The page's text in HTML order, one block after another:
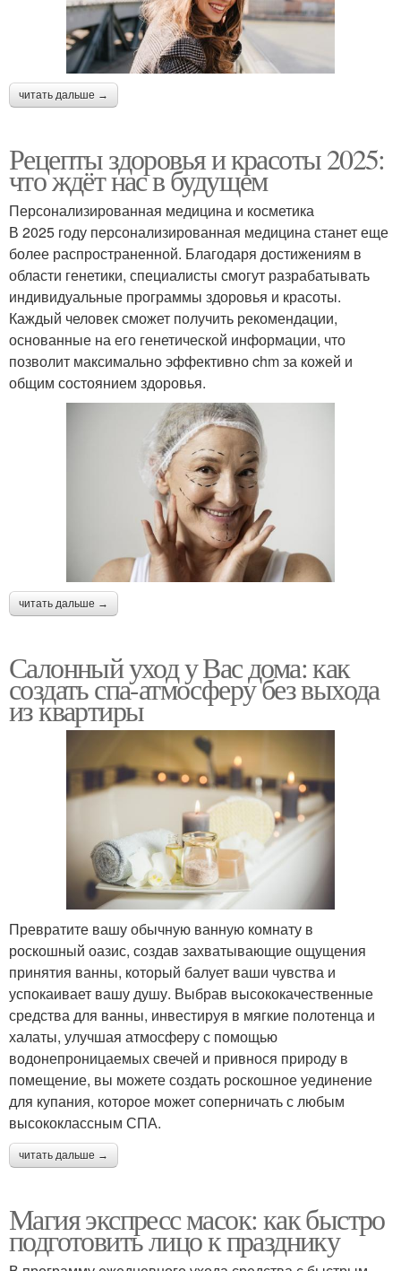
читать дальше →
Рецепты здоровья и красоты 2025:
что ждёт нас в будущем
Персонализированная медицина и косметика
В 2025 году персонализированная медицина станет еще
более распространенной. Благодаря достижениям в
области генетики, специалисты смогут разрабатывать
индивидуальные программы здоровья и красоты.
Каждый человек сможет получить рекомендации,
основанные на его генетической информации, что
позволит максимально эффективно chm за кожей и
общим состоянием здоровья.
читать дальше →
Салонный уход у Вас дома: как
создать спа-атмосферу без выхода
из квартиры
Превратите вашу обычную ванную комнату в
роскошный оазис, создав захватывающие ощущения
принятия ванны, который балует ваши чувства и
успокаивает вашу душу. Выбрав высококачественные
средства для ванны, инвестируя в мягкие полотенца и
халаты, улучшая атмосферу с помощью
водонепроницаемых свечей и привнося природу в
помещение, вы можете создать роскошное уединение
для купания, которое может соперничать с любым
высококлассным СПА.
читать дальше →
Магия экспресс масок: как быстро
подготовить лицо к празднику